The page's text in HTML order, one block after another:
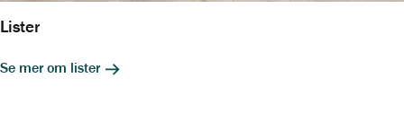
Lister
Se mer om lister